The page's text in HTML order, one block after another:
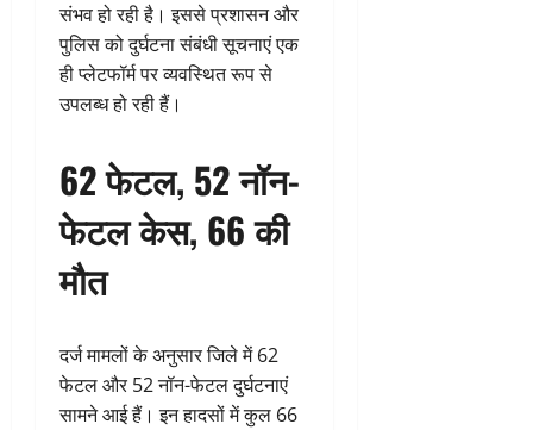
संभव हो रही है। इससे प्रशासन और
पुलिस को दुर्घटना संबंधी सूचनाएं एक
ही प्लेटफॉर्म पर व्यवस्थित रूप से
उपलब्ध हो रही हैं।
62 फेटल, 52 नॉन-
फेटल केस, 66 की
मौत
दर्ज मामलों के अनुसार जिले में 62
फेटल और 52 नॉन-फेटल दुर्घटनाएं
सामने आई हैं। इन हादसों में कुल 66